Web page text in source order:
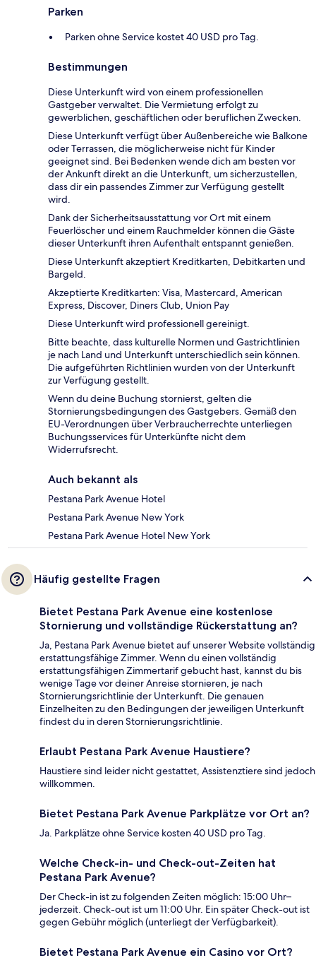
Parken
Parken ohne Service kostet 40 USD pro Tag.
Bestimmungen
Diese Unterkunft wird von einem professionellen
Gastgeber verwaltet. Die Vermietung erfolgt zu
gewerblichen, geschäftlichen oder beruflichen Zwecken.
Diese Unterkunft verfügt über Außenbereiche wie Balkone
oder Terrassen, die möglicherweise nicht für Kinder
geeignet sind. Bei Bedenken wende dich am besten vor
der Ankunft direkt an die Unterkunft, um sicherzustellen,
dass dir ein passendes Zimmer zur Verfügung gestellt
wird.
Dank der Sicherheitsausstattung vor Ort mit einem
Feuerlöscher und einem Rauchmelder können die Gäste
dieser Unterkunft ihren Aufenthalt entspannt genießen.
Diese Unterkunft akzeptiert Kreditkarten, Debitkarten und
Bargeld.
Akzeptierte Kreditkarten: Visa, Mastercard, American
Express, Discover, Diners Club, Union Pay
Diese Unterkunft wird professionell gereinigt.
Bitte beachte, dass kulturelle Normen und Gastrichtlinien
je nach Land und Unterkunft unterschiedlich sein können.
Die aufgeführten Richtlinien wurden von der Unterkunft
zur Verfügung gestellt.
Wenn du deine Buchung stornierst, gelten die
Stornierungsbedingungen des Gastgebers. Gemäß den
EU-Verordnungen über Verbraucherrechte unterliegen
Buchungsservices für Unterkünfte nicht dem
Widerrufsrecht.
Auch bekannt als
Pestana Park Avenue Hotel
Pestana Park Avenue New York
Pestana Park Avenue Hotel New York
Häufig gestellte Fragen
Bietet Pestana Park Avenue eine kostenlose
Stornierung und vollständige Rückerstattung an?
Ja, Pestana Park Avenue bietet auf unserer Website vollständig
erstattungsfähige Zimmer. Wenn du einen vollständig
erstattungsfähigen Zimmertarif gebucht hast, kannst du bis
wenige Tage vor deiner Anreise stornieren, je nach
Stornierungsrichtlinie der Unterkunft. Die genauen
Einzelheiten zu den Bedingungen der jeweiligen Unterkunft
findest du in deren Stornierungsrichtlinie.
Erlaubt Pestana Park Avenue Haustiere?
Haustiere sind leider nicht gestattet, Assistenztiere sind jedoch
willkommen.
Bietet Pestana Park Avenue Parkplätze vor Ort an?
Ja. Parkplätze ohne Service kosten 40 USD pro Tag.
Welche Check-in- und Check-out-Zeiten hat
Pestana Park Avenue?
Der Check-in ist zu folgenden Zeiten möglich: 15:00 Uhr–
jederzeit. Check-out ist um 11:00 Uhr. Ein später Check-out ist
gegen Gebühr möglich (unterliegt der Verfügbarkeit).
Bietet Pestana Park Avenue ein Casino vor Ort?